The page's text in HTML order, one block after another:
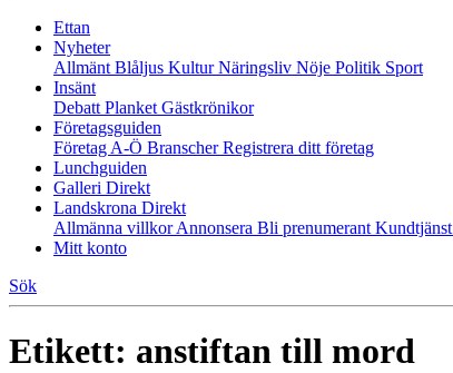
Ettan
Nyheter
Allmänt Blåljus KulturNäringsliv Nöje Politik Sport
Insänt
Debatt Planket Gästkrönikor
Företagsguiden
Företag A-Ö BranscherRegistrera ditt företag
Lunchguiden
Galleri Direkt
Landskrona Direkt
Allmänna villkorAnnonsera Bli prenumerant Kundtjänst
Mitt konto
Sök
Etikett: anstiftan till mord